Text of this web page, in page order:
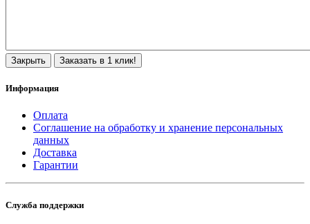
Закрыть Заказать в 1 клик!
Информация
Оплата
Соглашение на обработку и хранение персональных
данных
Доставка
Гарантии
Служба поддержки